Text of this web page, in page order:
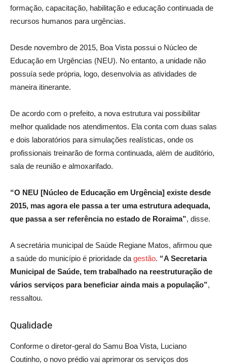
formação, capacitação, habilitação e educação continuada de
recursos humanos para urgências.
Desde novembro de 2015, Boa Vista possui o Núcleo de
Educação em Urgências (NEU). No entanto, a unidade não
possuía sede própria, logo, desenvolvia as atividades de
maneira itinerante.
De acordo com o prefeito, a nova estrutura vai possibilitar
melhor qualidade nos atendimentos. Ela conta com duas salas
e dois laboratórios para simulações realísticas, onde os
profissionais treinarão de forma continuada, além de auditório,
sala de reunião e almoxarifado.
“O NEU [Núcleo de Educação em Urgência] existe desde
2015, mas agora ele passa a ter uma estrutura adequada,
que passa a ser referência no estado de Roraima”, disse.
A secretária municipal de Saúde Regiane Matos, afirmou que
a saúde do município é prioridade da gestão. “A Secretaria
Municipal de Saúde, tem trabalhado na reestruturação de
vários serviços para beneficiar ainda mais a população”,
ressaltou.
Qualidade
Conforme o diretor-geral do Samu Boa Vista, Luciano
Coutinho, o novo prédio vai aprimorar os serviços dos